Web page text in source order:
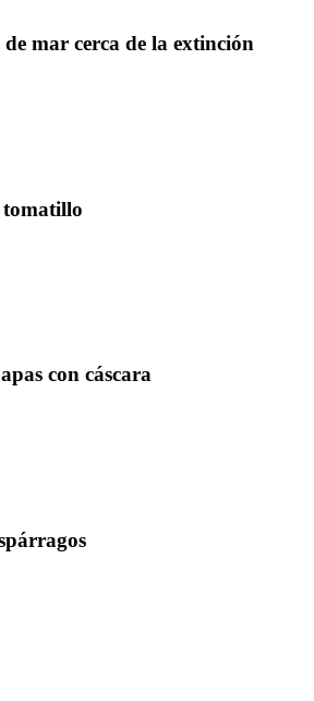
mar cerca de la extinción
tomatillo
con cáscara